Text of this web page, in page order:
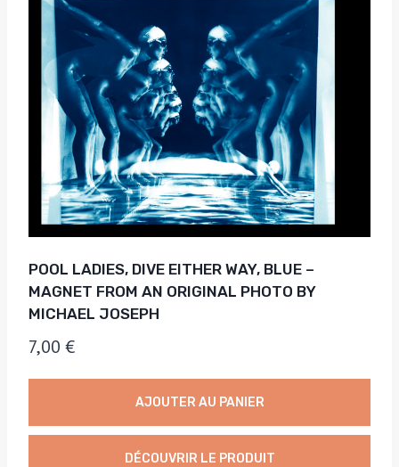
POOL LADIES, DIVE EITHER WAY, BLUE –
MAGNET FROM AN ORIGINAL PHOTO BY
MICHAEL JOSEPH
7,00 €
AJOUTER AU PANIER
DÉCOUVRIR LE PRODUIT